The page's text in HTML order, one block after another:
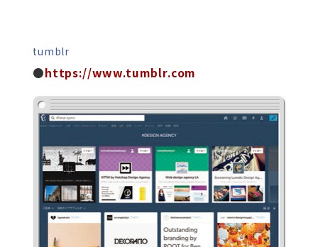
tumblr
●https://www.tumblr.com